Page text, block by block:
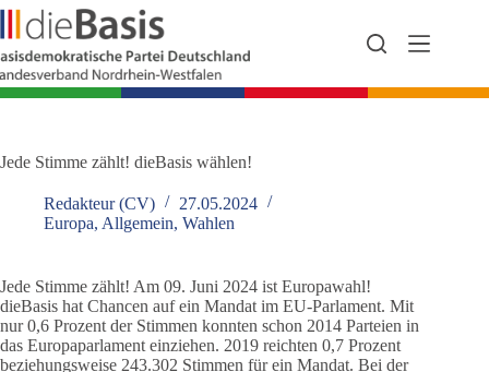
Zum
Inhalt
springen
Jede Stimme zählt! dieBasis wählen!
Redakteur (CV)
27.05.2024
Europa, Allgemein, Wahlen
Jede Stimme zählt! Am 09. Juni 2024 ist Europawahl!
dieBasis hat Chancen auf ein Mandat im EU-Parlament. Mit
nur 0,6 Prozent der Stimmen konnten schon 2014 Parteien in
das Europaparlament einziehen. 2019 reichten 0,7 Prozent
beziehungsweise 243.302 Stimmen für ein Mandat. Bei der